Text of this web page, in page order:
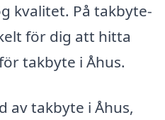
kvalitet. På takbyte-
för dig att hitta
takbyte i Åhus.
av takbyte i Åhus,